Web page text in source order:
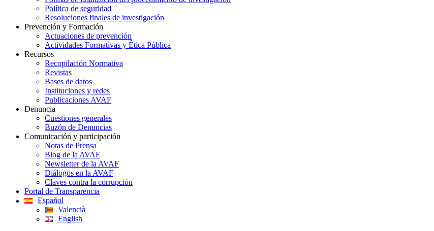
Política de seguridad
Resoluciones finales de investigación
Prevención y Formación
Actuaciones de prevención
Actividades Formativas y Ética Pública
Recursos
Recopilación Normativa
Revistas
Bases de datos
Instituciones y redes
Publicaciones AVAF
Denuncia
Cuestiones generales
Buzón de Denuncias
Comunicación y participación
Notas de Prensa
Blog de la AVAF
Newsletter de la AVAF
Diálogos en la AVAF
Claves contra la corrupción
Portal de Transparencia
Español
Valencià
English